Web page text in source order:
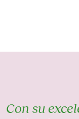
Con su